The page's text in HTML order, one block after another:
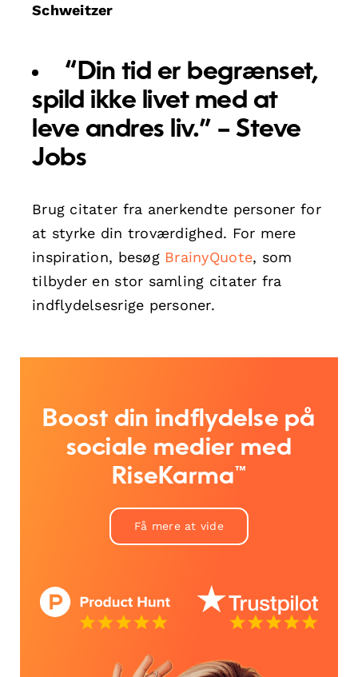
Schweitzer
“Din tid er begrænset,
spild ikke livet med at
leve andres liv.” – Steve
Jobs
Brug citater fra anerkendte personer for
at styrke din troværdighed. For mere
inspiration, besøg BrainyQuote, som
tilbyder en stor samling citater fra
indflydelsesrige personer.
Boost din indflydelse på
sociale medier med
RiseKarma™
Få mere at vide